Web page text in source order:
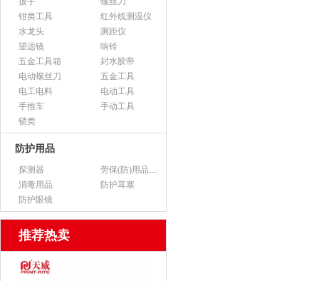
钳类工具
红外线测温仪
水龙头
测距仪
望远镜
响铃
五金工具箱
封水胶带
电动螺丝刀
五金工具
电工电料
电动工具
手推车
手动工具
锁类
防护用品
探测器
劳保(防)用品（不含医用产品）
消毒用品
防护耳塞
防护眼镜
推荐热卖